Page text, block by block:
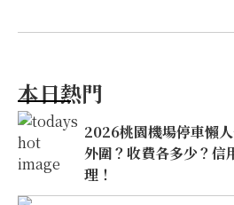
本日熱門
2026桃園機場停車懶
外圍？收費各多少？信
理！